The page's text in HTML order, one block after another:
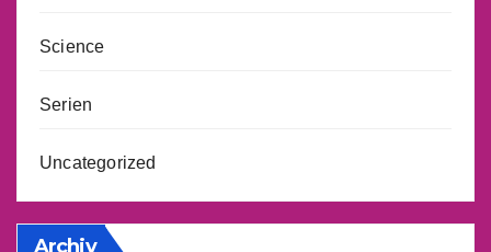
Science
Serien
Uncategorized
Archiv